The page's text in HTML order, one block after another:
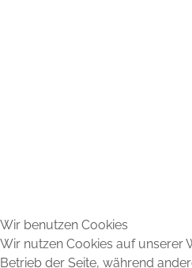
Wir benutzen Cookies
Wir nutzen Cookies auf unserer
Betrieb der Seite, während